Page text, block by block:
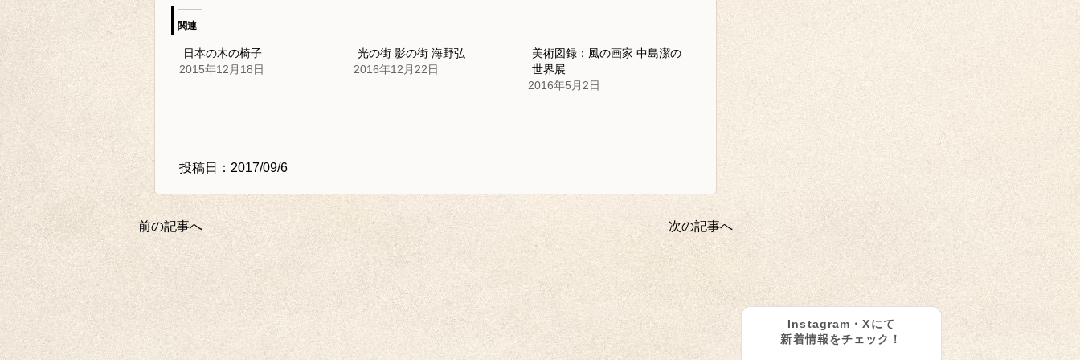
関連
日本の木の椅子
2015年12月18日
光の街 影の街 海野弘
2016年12月22日
美術図録：風の画家 中島潔の
世界展
2016年5月2日
投稿日：2017/09/6
次の記事へ
前の記事へ
Instagram・Xにて
新着情報をチェック！